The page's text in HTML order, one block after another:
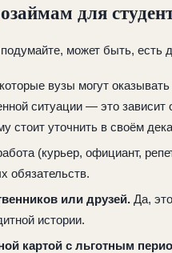
для
может быть, есть
вузы могут
ситуации — это зависит
стоит уточнить в своём
(курьер, официант,
обязательств.
или друзей. Да,
истории.
картой с льготным